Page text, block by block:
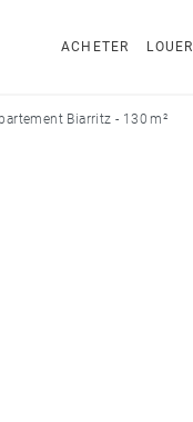
ACHETER LOUER
Biarritz - 130 m²